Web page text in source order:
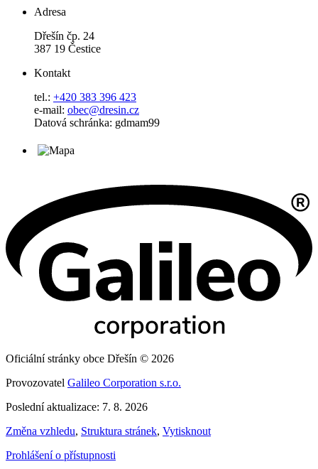
Adresa
Dřešín čp. 24
387 19 Čestice
Kontakt
tel.: +420 383 396 423
e-mail: obec@dresin.cz
Datová schránka: gdmam99
Oficiální stránky obce Dřešín © 2026
Provozovatel Galileo Corporation s.r.o.
Poslední aktualizace: 7. 8. 2026
Změna vzhledu, Struktura stránek, Vytisknout
Prohlášení o přístupnosti